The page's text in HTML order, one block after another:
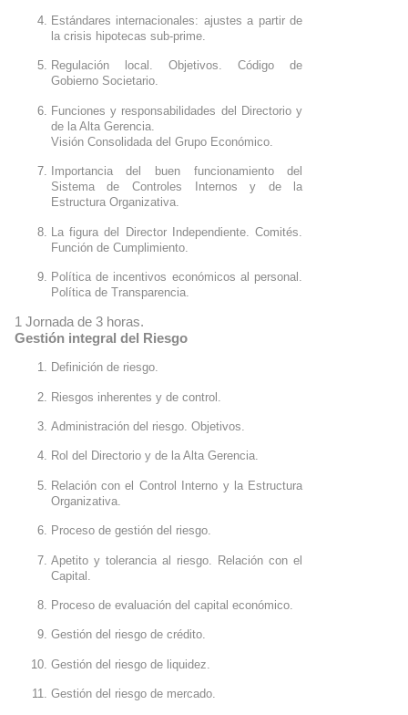
Estándares internacionales: ajustes a partir de
la crisis hipotecas sub-prime.﻿
Regulación local. Objetivos. Código de
Gobierno Societario.﻿
Funciones y responsabilidades del Directorio y
de la Alta Gerencia.
Visión Consolidada del Grupo Económico.﻿
Importancia del buen funcionamiento del
Sistema de Controles Internos y de la
Estructura Organizativa﻿.
La figura del Director Independiente. Comités.
Función de Cumplimiento.﻿
Política de incentivos económicos al personal.
Política de Transparencia﻿.
1 Jornada de 3 horas.
Gestión integral del Riesgo
Definición de riesgo﻿.
Riesgos inherentes y de control﻿.
Administración del riesgo. Objetivos.﻿
Rol del Directorio y de la Alta Gerencia﻿.
Relación con el Control Interno y la Estructura
Organizativa.﻿
Proceso de gestión del riesgo.﻿
Apetito y tolerancia al riesgo. Relación con el
Capital﻿.
Proceso de evaluación del capital económico﻿.
Gestión del riesgo de crédito﻿.
Gestión del riesgo de liquidez﻿.
Gestión del riesgo de mercado﻿.